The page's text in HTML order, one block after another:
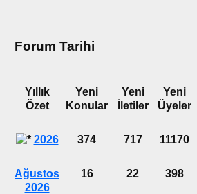
Forum Tarihi
Yıllık
Özet
Yeni
Konular
Yeni
İletiler
Yeni
Üyeler
2026 374 717 11170
Ağustos
2026
16 22 398